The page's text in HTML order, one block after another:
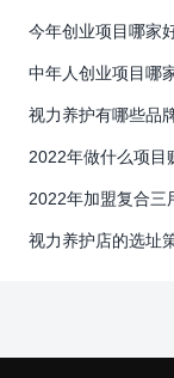
今年创业项目哪家
中年人创业项目哪
视力养护有哪些品
2022年做什么项目
2022年加盟复合三
视力养护店的选址